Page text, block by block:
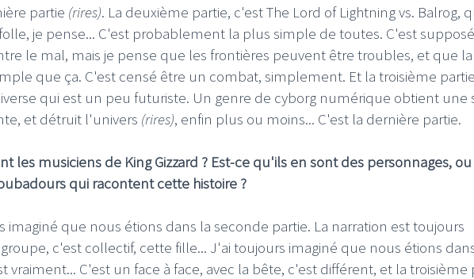
partie (rires). La deuxième partie, c'est The Lord of Lightning vs. Balrog,
je pense... C'est probablement la plus simple de toutes. C'est
le mal, mais je pense que les frontières peuvent être troubles, et que la
que ça. C'est censé être un combat, simplement. Et la troisième
qui est un peu futuriste. Un genre de cyborg numérique obtient une
et détruit l'univers (rires), enfin plus ou moins... C'est la dernière partie.
les musiciens de King Gizzard ? Est-ce qu'ils en sont des personnages,
qui racontent cette histoire ?
imaginé que nous étions dans la seconde partie. La narration est toujours
c'est collectif, cette fille... J'ai toujours imaginé que nous étions
vraiment... C'est un face à face, avec la bête, c'est différent, et la troisième
LE GROS RIFFIFI – Surfin’
The Covers !!!
LE GROS RIFFIFI –
Littératurock !!!